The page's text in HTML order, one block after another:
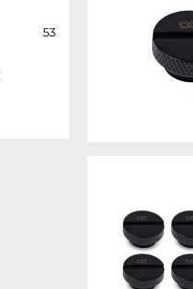
53